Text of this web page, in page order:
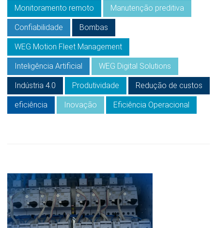
Monitoramento remoto Manutenção preditiva
Confiabilidade Bombas
WEG Motion Fleet Management
Inteligência Artificial WEG Digital Solutions
Indústria 4.0 Produtividade Redução de custos
eficiência Inovação Eficiência Operacional